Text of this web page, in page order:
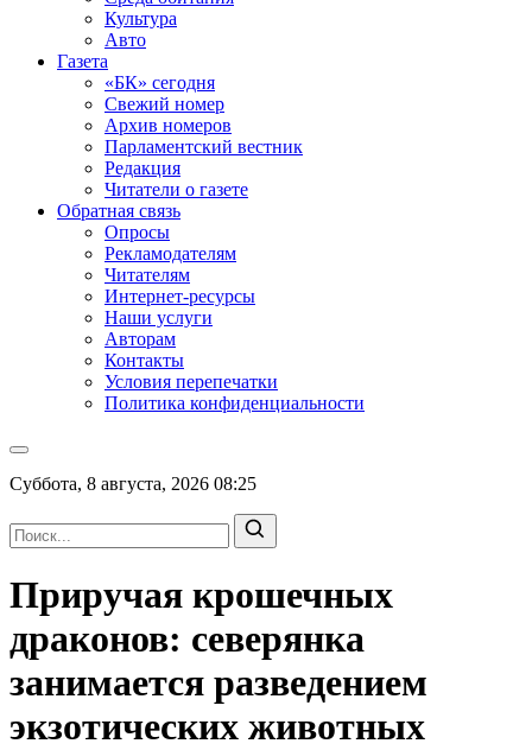
Культура
Авто
Газета
«БК» сегодня
Свежий номер
Архив номеров
Парламентский вестник
Редакция
Читатели о газете
Обратная связь
Опросы
Рекламодателям
Читателям
Интернет-ресурсы
Наши услуги
Авторам
Контакты
Условия перепечатки
Политика конфиденциальности
Суббота, 8 августа, 2026 08:25
Приручая крошечных
драконов: северянка
занимается разведением
экзотических животных